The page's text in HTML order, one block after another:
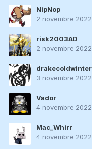
NipNop
2 novembre 2022
risk2003AD
2 novembre 2022
drakecoldwinter
3 novembre 2022
Vador
4 novembre 2022
Mac_Whirr
4 novembre 2022